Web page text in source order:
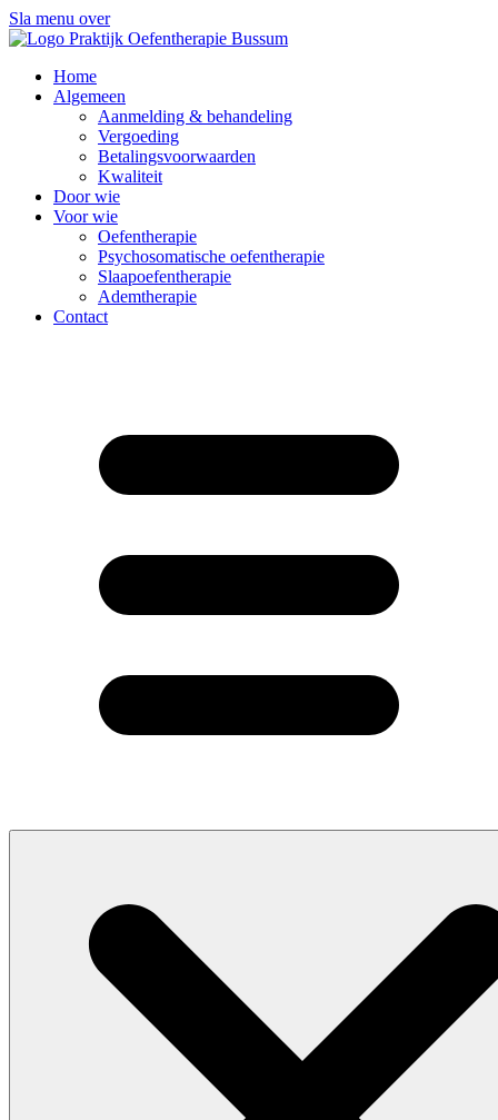
Sla menu over
Home
Algemeen
Aanmelding & behandeling
Vergoeding
Betalingsvoorwaarden
Kwaliteit
Door wie
Voor wie
Oefentherapie
Psycho­somatische oefentherapie
Slaapoefentherapie
Ademtherapie
Contact